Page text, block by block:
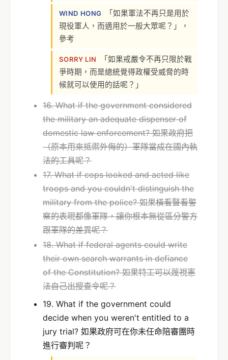
WIND HONG
「如果軍法不再只是用於
現役軍人，而適用於一般大眾呢？」，
參考
SORRY LIN
「如果戒嚴令不再只限於戰
爭時期，而是總統覺得政權受威脅的時
候就可以使用的話呢？」
16. What if the government considered
the military an adequate dispenser of
domestic law enforcement? 如果政府把
（原本用來抵禦外侮的）軍隊當成在國內執
法的工具呢？
17. What if cops looked and acted like
troops and you couldn't distinguish the
military from the police? 如果橫看豎看警
察的表現都像軍隊，讓你根本無從區分警方
跟軍隊的差異呢？
18. What if federal agents could write
their own search warrants in defiance
of the Constitution? 如果特工可以蔑視憲
法自己出搜查令呢？
19. What if the government could
decide when you weren't entitled to a
jury trial? 如果政府可在你未任命陪審團時
進行審判呢？